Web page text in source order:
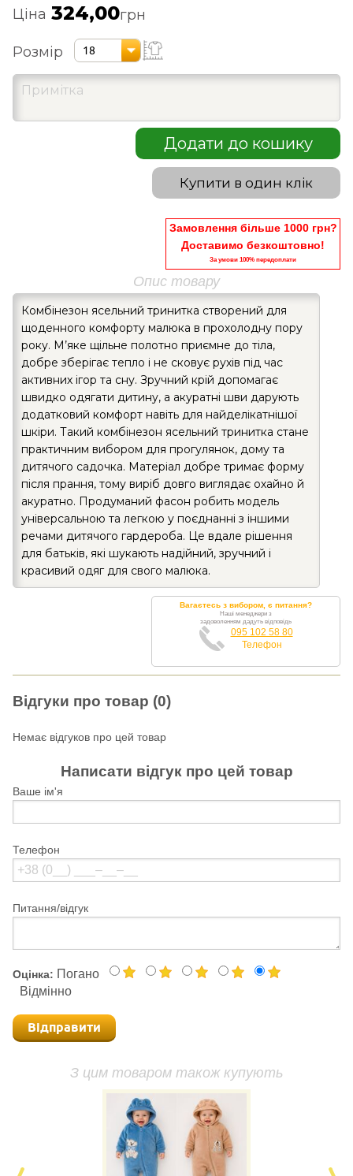
Ціна 324,00грн
Розмір 18
Додати до кошику
Купити в один клік
Замовлення більше 1000 грн?
Доставимо безкоштовно!
За умови 100% передоплати
Опис товару
Комбінезон ясельний тринитка створений для
щоденного комфорту малюка в прохолодну пору
року. М’яке щільне полотно приємне до тіла,
добре зберігає тепло і не сковує рухів під час
активних ігор та сну. Зручний крій допомагає
швидко одягати дитину, а акуратні шви дарують
додатковий комфорт навіть для найделікатнішої
шкіри. Такий комбінезон ясельний тринитка стане
практичним вибором для прогулянок, дому та
дитячого садочка. Матеріал добре тримає форму
після прання, тому виріб довго виглядає охайно й
акуратно. Продуманий фасон робить модель
універсальною та легкою у поєднанні з іншими
речами дитячого гардероба. Це вдале рішення
для батьків, які шукають надійний, зручний і
красивий одяг для свого малюка.
Вагаєтесь з вибором, є питання?
Наші менеджери з
задоволенням дадуть відповідь
095 102 58 80
Телефон
Відгуки про товар (0)
Немає відгуков про цей товар
Написати відгук про цей товар
Ваше ім'я
Телефон
Питання/відгук
Оцінка: Погано
Відмінно
Відправити
З цим товаром також купують